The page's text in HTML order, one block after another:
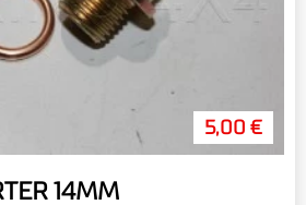
5,00 €
14MM